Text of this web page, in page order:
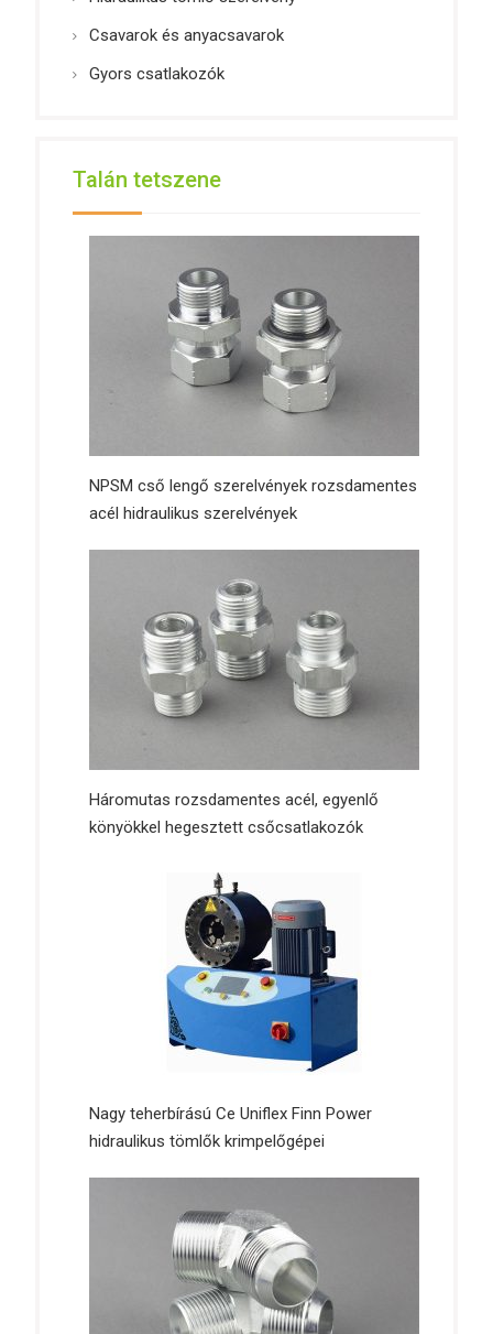
Csavarok és anyacsavarok
Gyors csatlakozók
Talán tetszene
NPSM cső lengő szerelvények rozsdamentes
acél hidraulikus szerelvények
Háromutas rozsdamentes acél, egyenlő
könyökkel hegesztett csőcsatlakozók
Nagy teherbírású Ce Uniflex Finn Power
hidraulikus tömlők krimpelőgépei